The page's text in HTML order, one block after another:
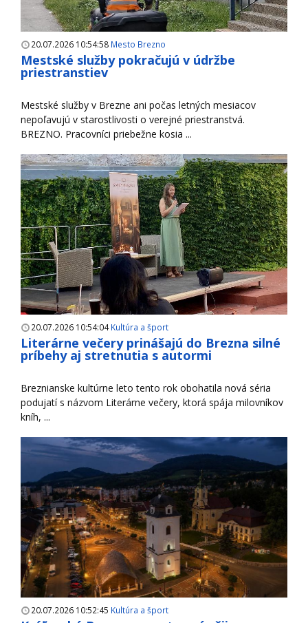
20.07.2026 10:54:58 Mesto Brezno
Mestské služby pokračujú v údržbe
priestranstiev
Mestské služby v Brezne ani počas letných mesiacov
nepoľavujú v starostlivosti o verejné priestranstvá.
BREZNO. Pracovníci priebežne kosia ...
20.07.2026 10:54:04Kultúra a šport
Literárne večery prinášajú do Brezna silné
príbehy aj stretnutia s autormi
Breznianske kultúrne leto tento rok obohatila nová séria
podujatí s názvom Literárne večery, ktorá spája milovníkov
kníh, ...
20.07.2026 10:52:45 Kultúra a šport